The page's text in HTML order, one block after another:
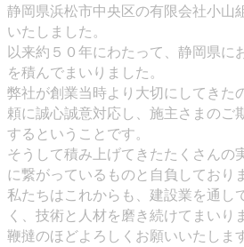
静岡県浜松市中央区の有限会社小山
いたしました。
以来約５０年にわたって、静岡県に
を積んでまいりました。
弊社が創業当時より大切にしてきた
頼に誠心誠意対応し、施主さまのご
するということです。
そうして積み上げてきたたくさんの
に繋がっているものと自負しており
私たちはこれからも、建設業を通し
く、技術と人材を磨き続けてまいり
鞭撻のほどよろしくお願いいたします